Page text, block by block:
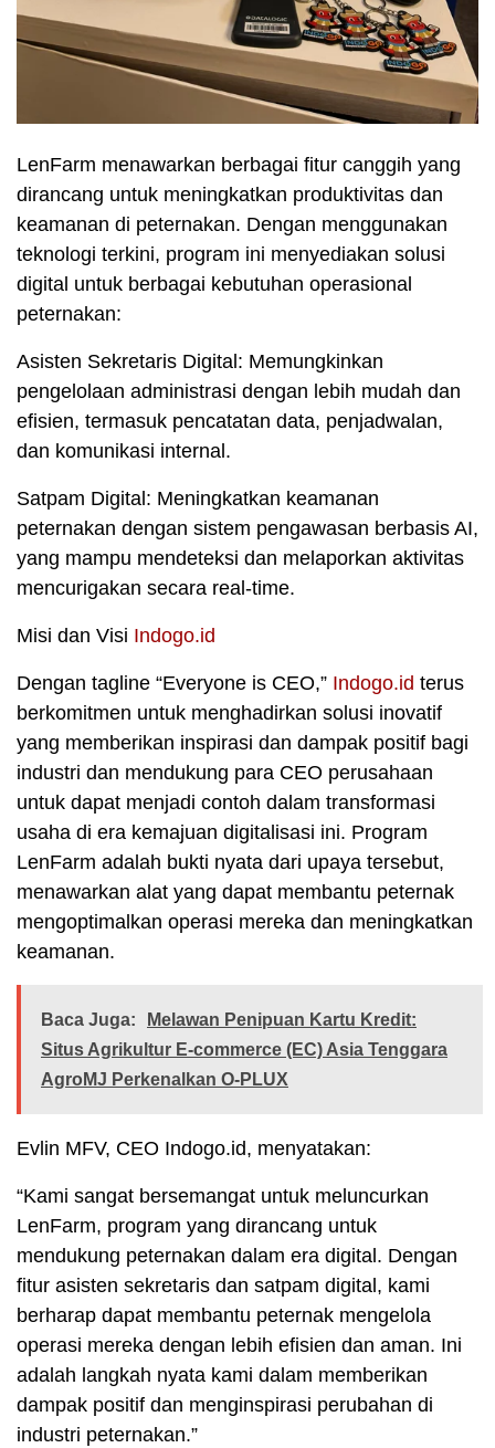
LenFarm menawarkan berbagai fitur canggih yang
dirancang untuk meningkatkan produktivitas dan
keamanan di peternakan. Dengan menggunakan
teknologi terkini, program ini menyediakan solusi
digital untuk berbagai kebutuhan operasional
peternakan:
Asisten Sekretaris Digital: Memungkinkan
pengelolaan administrasi dengan lebih mudah dan
efisien, termasuk pencatatan data, penjadwalan,
dan komunikasi internal.
Satpam Digital: Meningkatkan keamanan
peternakan dengan sistem pengawasan berbasis AI,
yang mampu mendeteksi dan melaporkan aktivitas
mencurigakan secara real-time.
Misi dan Visi Indogo.id
Dengan tagline “Everyone is CEO,” Indogo.id terus
berkomitmen untuk menghadirkan solusi inovatif
yang memberikan inspirasi dan dampak positif bagi
industri dan mendukung para CEO perusahaan
untuk dapat menjadi contoh dalam transformasi
usaha di era kemajuan digitalisasi ini. Program
LenFarm adalah bukti nyata dari upaya tersebut,
menawarkan alat yang dapat membantu peternak
mengoptimalkan operasi mereka dan meningkatkan
keamanan.
Baca Juga:
Melawan Penipuan Kartu Kredit:
Situs Agrikultur E-commerce (EC) Asia Tenggara
AgroMJ Perkenalkan O-PLUX
Evlin MFV, CEO Indogo.id, menyatakan:
“Kami sangat bersemangat untuk meluncurkan
LenFarm, program yang dirancang untuk
mendukung peternakan dalam era digital. Dengan
fitur asisten sekretaris dan satpam digital, kami
berharap dapat membantu peternak mengelola
operasi mereka dengan lebih efisien dan aman. Ini
adalah langkah nyata kami dalam memberikan
dampak positif dan menginspirasi perubahan di
industri peternakan.”